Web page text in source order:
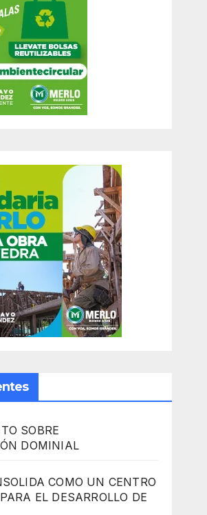
SOBRE
DOMINIAL
COMO UN CENTRO
EL DESARROLLO DE